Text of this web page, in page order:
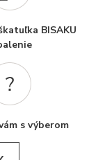
BISAKU
s výberom